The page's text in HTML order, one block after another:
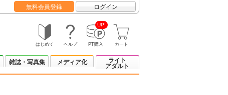
無料会員登録 ログイン
はじめて ヘルプ
UP!
PT購入 カート
雑誌・写真集 メディア化
ライト
アダルト